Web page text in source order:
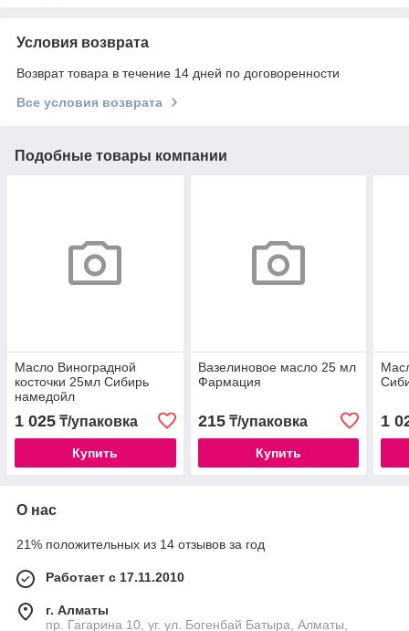
Условия возврата
Возврат товара в течение 14 дней по договоренности
Все условия возврата
Подобные товары компании
Масло Виноградной
косточки 25мл Сибирь
намедойл
1 025 ₸/упаковка
Купить
Вазелиновое масло 25 мл
Фармация
215₸/упаковка
Купить
1
О нас
21% положительных из 14 отзывов за год
Работает с 17.11.2010
г. Алматы
пр. Гагарина 10, уг. ул. Богенбай Батыра, Алматы,